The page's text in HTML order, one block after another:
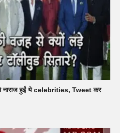
नाराज हुईं ये celebrities, Tweet कर